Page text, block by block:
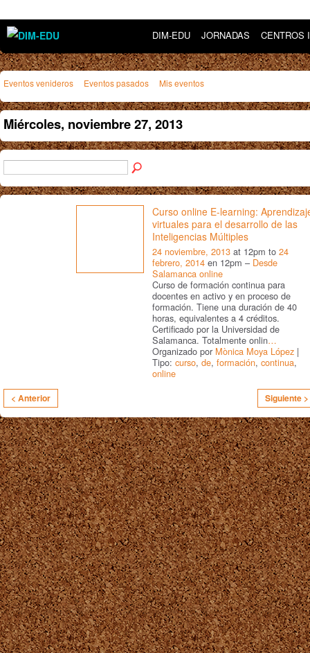
DIM-EDU JORNADAS CENTROS
Eventos venideros Eventos pasados Mis eventos
Miércoles, noviembre 27, 2013
Curso online E-learning:
virtuales para el desarrollo de las
Inteligencias Múltiples
24 noviembre, 2013 at 12pm to 24
febrero, 2014 en 12pm – Desde
Salamanca online
Curso de formación continua para
docentes en activo y en proceso de
formación. Tiene una duración de 40
horas, equivalentes a 4 créditos.
Certificado por la Universidad de
Salamanca. Totalmente onlin…
Organizado por Mònica Moya López |
Tipo: curso, de, formación, continua,
online
< Anterior Siguiente >